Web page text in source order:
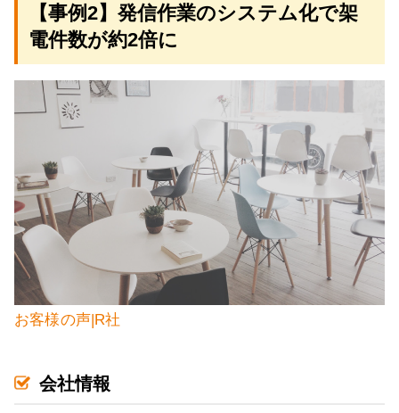
【事例2】発信作業のシステム化で架
電件数が約2倍に
お客様の声|R社
会社情報